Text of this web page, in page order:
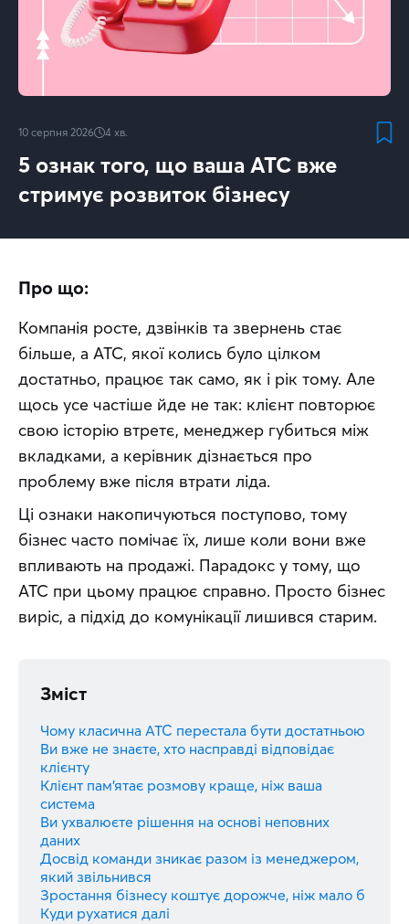
10 серпня 2026 4 хв.
5 ознак того, що ваша АТС вже
стримує розвиток бізнесу
Про що:
Компанія росте, дзвінків та звернень стає
більше, а АТС, якої колись було цілком
достатньо, працює так само, як і рік тому. Але
щось усе частіше йде не так: клієнт повторює
свою історію втретє, менеджер губиться між
вкладками, а керівник дізнається про
проблему вже після втрати ліда.
Ці ознаки накопичуються поступово, тому
бізнес часто помічає їх, лише коли вони вже
впливають на продажі. Парадокс у тому, що
АТС при цьому працює справно. Просто бізнес
виріс, а підхід до комунікації лишився старим.
Зміст
Чому класична АТС перестала бути достатньою
Ви вже не знаєте, хто насправді відповідає
клієнту
Клієнт пам'ятає розмову краще, ніж ваша
система
Ви ухвалюєте рішення на основі неповних
даних
Досвід команди зникає разом із менеджером,
який звільнився
Зростання бізнесу коштує дорожче, ніж мало б
Куди рухатися далі